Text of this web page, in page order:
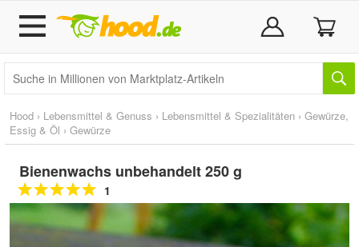
Hood › Lebensmittel & Genuss › Lebensmittel & Spezialitäten › Gewürze,
Essig & Öl › Gewürze
Bienenwachs unbehandelt 250 g
1